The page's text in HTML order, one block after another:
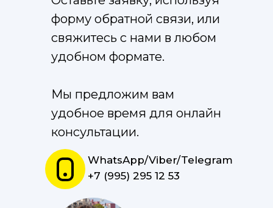
форму обратной связи, или
свяжитесь с нами в любом
удобном формате.
Мы предложим вам
удобное время для онлайн
консультации.
WhatsApp/Viber/Telegram
+7 (995) 295 12 53